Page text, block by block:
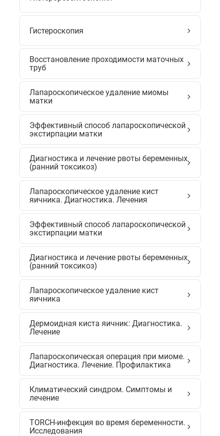
Гистероскопия
Восстановление проходимости маточных
труб
Лапароскопическое удаление миомы
матки
Эффективный способ лапароскопической
экстирпации матки
Диагностика и лечение рвоты беременных
(ранний токсикоз)
Лапароскопическое удаление кист
яичника. Диагностика. Лечения
Эффективный способ лапароскопической
экстирпации матки
Диагностика и лечение рвоты беременных
(ранний токсикоз)
Лапароскопическое удаление кист
яичника
Дермоидная киста яичник: Диагностика.
Лечение
Лапароскопическая операция при миоме.
Диагностика. Лечение. Профилактика
Климатический синдром. Симптомы и
лечение
TORCH-инфекция во время беременности.
Исследования